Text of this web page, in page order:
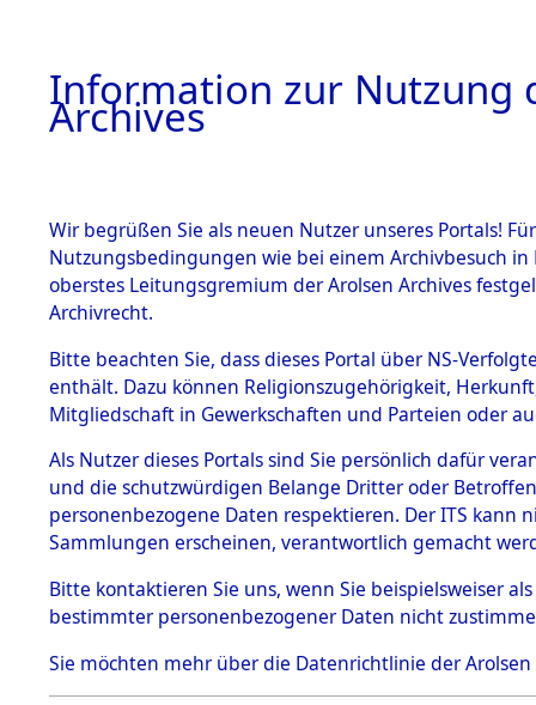
BESTÄNDE
1.
mente
5. Verschiedenes
5.3
Todesmärsche
5.3.1 Alliierte
Erhebungen
zu
Todesmärsch
en
5.3.2
von
Toter aus
Ort ihrer
0001
Information zur Nutzung
Archives
Wir begrüßen Sie als neuen Nutzer unseres Portals!
Nutzungsbedingungen wie bei einem Archivbesuch
oberstes Leitungsgremium der Arolsen Archives
Archivrecht.
Bitte beachten Sie, dass dieses Portal über NS-
enthält. Dazu können Religionszugehörigkeit,
Mitgliedschaft in Gewerkschaften und Parteien oder
Als Nutzer dieses Portals sind Sie persönlich dafür
und die schutzwürdigen Belange Dritter oder
personenbezogene Daten respektieren. Der ITS
Sammlungen erscheinen, verantwortlich gemacht
Bitte kontaktieren Sie uns, wenn Sie beispielsweiser
bestimmter personenbezogener Daten nicht
Sie möchten mehr über die Datenrichtlinie der Arolsen